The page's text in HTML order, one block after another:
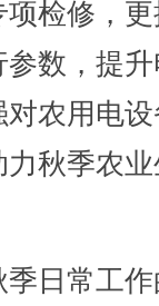
检修，
数，提
农用电
秋季农
日常工作